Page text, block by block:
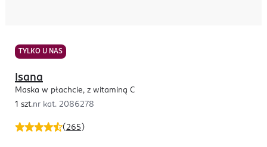
TYLKO U NAS
(265 )
Isana
Maska w płachcie, z witaminą C
1 szt.nr kat. 2086278